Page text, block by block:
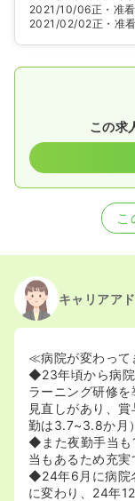
2021/10/06正・准
2021/02/02正・准
この求
こ
キャリアア
≪病院が変わって
◆23年頃から病院
ラーニング研修
見直しがあり、
勤は3.7~3.8か月
◆また夜勤手当も
当もあるため充実
◆24年6月に病院
に変わり、24年